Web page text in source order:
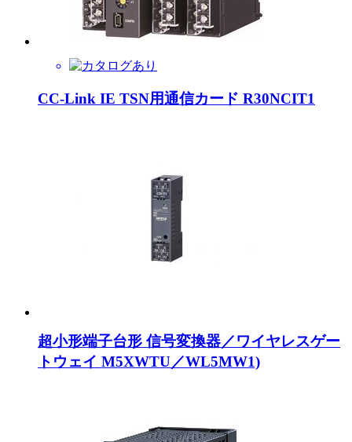
CC-Link IE TSN用通信カード R30NCIT1
超小形端子台形 信号変換器／ワイヤレスゲー
トウェイ M5XWTU／WL5MW1)